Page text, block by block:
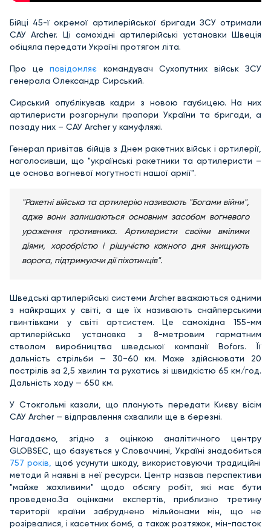
Бійці 45-ї окремої артилерійської бригади ЗСУ отримали
САУ Archer. Ці самохідні артилерійські установки Швеція
обіцяла передати Україні протягом літа.
Про це повідомляє командувач Сухопутних військ ЗСУ
генерала Олександр Сирський.
Сирський опублікував кадри з новою гаубицею. На них
артилеристи розгорнули прапори України та бригади, а
позаду них – САУ Archer у камуфляжі.
Генерал привітав бійців з Днем ракетних військ і артилерії,
наголосивши, що "українські ракетники та артилеристи –
це основа вогневої могутності нашої армії".
"Ракетні війська та артилерію називають "Богами війни",
адже вони залишаються основним засобом вогневого
ураження противника. Артилеристи своїми вмілими
діями, хоробрістю і рішучістю кожного дня знищують
ворога, підтримуючи дії піхотинців".
Шведські артилерійські системи Archer вважаються одними
з найкращих у світі, а ще їх називають снайперськими
гвинтівками у світі артсистем. Це самохідна 155-мм
артилерійська установка з 8-метровим гарматним
стволом виробництва шведської компанії Bofors. Її
дальність стрільби — 30−60 км. Може здійснювати 20
пострілів за 2,5 хвилин та рухатись зі швидкістю 65 км/год.
Дальність ходу — 650 км.
У Стокгольмі казали, що планують передати Києву вісім
САУ Archer — відправлення схвалили ще в березні.
Нагадаємо, згідно з оцінкою аналітичного центру
GLOBSEC, що базується у Словаччині, Україні знадобиться
757 років, щоб усунути шкоду, використовуючи традиційні
методи й наявні в неї ресурси. Центр назвав перспективи
"майже жахливими" щодо обсягу робіт, які має бути
проведено.За оцінками експертів, приблизно третину
території країни забруднено мільйонами мін, що не
розірвалися, і касетних бомб, а також розтяжок, мін-пасток